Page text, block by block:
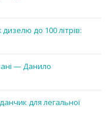
до 100 літрів:
— Данило
для легальної